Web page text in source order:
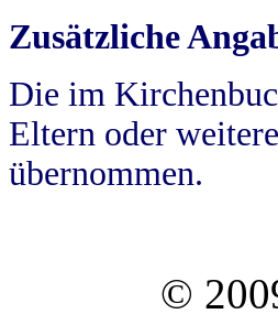
Zusätzliche
Die im
Eltern oder
übernommen.
©